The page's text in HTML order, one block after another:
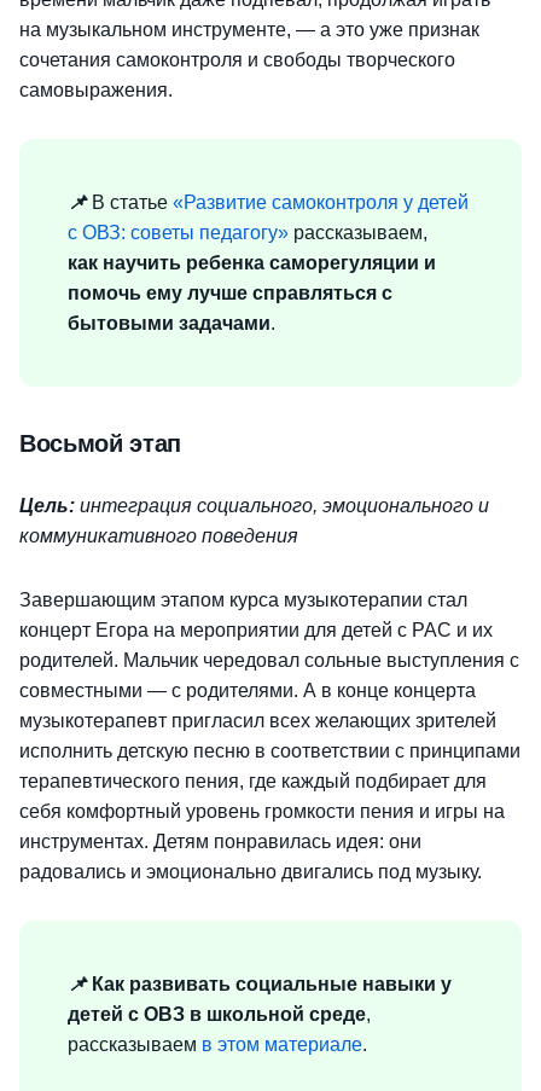
на музыкальном инструменте, — а это уже признак
сочетания самоконтроля и свободы творческого
самовыражения.
📌 В статье «Развитие самоконтроля у детей
с ОВЗ: советы педагогу» рассказываем,
как научить ребенка саморегуляции и
помочь ему лучше справляться с
бытовыми задачами.
Восьмой этап
Цель: интеграция социального, эмоционального и
коммуникативного поведения
Завершающим этапом курса музыкотерапии стал
концерт Егора на мероприятии для детей с РАС и их
родителей. Мальчик чередовал сольные выступления с
совместными — с родителями. А в конце концерта
музыкотерапевт пригласил всех желающих зрителей
исполнить детскую песню в соответствии с принципами
терапевтического пения, где каждый подбирает для
себя комфортный уровень громкости пения и игры на
инструментах. Детям понравилась идея: они
радовались и эмоционально двигались под музыку.
📌 Как развивать социальные навыки у
детей с ОВЗ в школьной среде,
рассказываем в этом материале.